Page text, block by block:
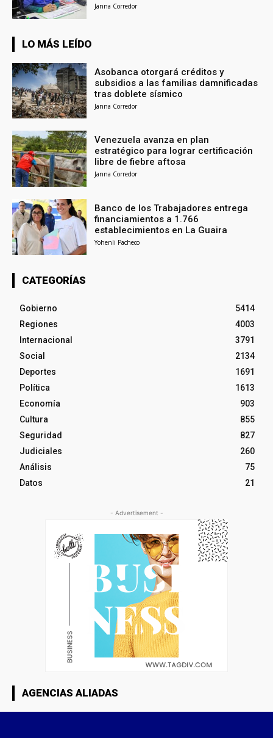
Janna Corredor
LO MÁS LEÍDO
Asobanca otorgará créditos y
subsidios a las familias damnificadas
tras doblete sísmico
Janna Corredor
Venezuela avanza en plan
estratégico para lograr certificación
libre de fiebre aftosa
Janna Corredor
Banco de los Trabajadores entrega
financiamientos a 1.766
establecimientos en La Guaira
Yohenli Pacheco
CATEGORÍAS
Gobierno
5414
Regiones
4003
Internacional
3791
Social
2134
Deportes
1691
Política
1613
Economía
903
Cultura
855
Seguridad
827
Judiciales
260
Análisis
75
Datos
21
- Advertisement -
AGENCIAS ALIADAS